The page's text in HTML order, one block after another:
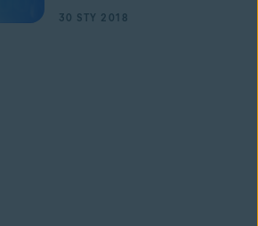
30 STY 2018